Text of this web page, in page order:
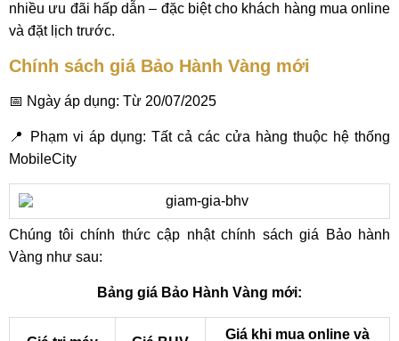
nhiều ưu đãi hấp dẫn – đặc biệt cho khách hàng mua online
và đặt lịch trước.
Chính sách giá Bảo Hành Vàng mới
📅 Ngày áp dụng: Từ 20/07/2025
📍 Phạm vi áp dụng: Tất cả các cửa hàng thuộc hệ thống
MobileCity
Chúng tôi chính thức cập nhật chính sách giá Bảo hành
Vàng như sau:
Bảng giá Bảo Hành Vàng mới:
Giá khi mua online và